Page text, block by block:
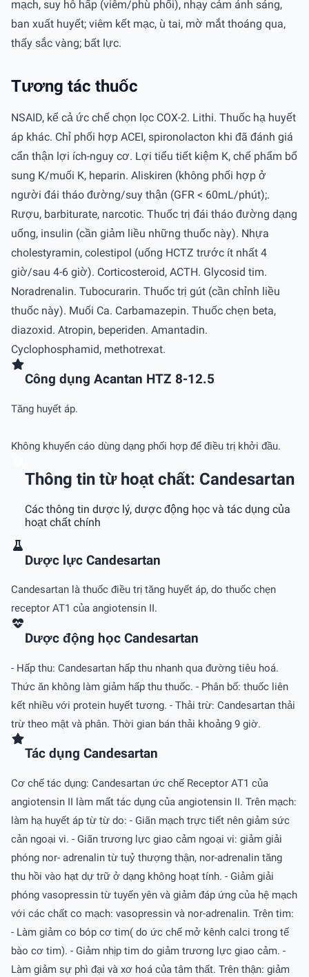
mạch, suy hô hấp (viêm/phù phổi), nhạy cảm ánh sáng,
ban xuất huyết; viêm kết mạc, ù tai, mờ mắt thoáng qua,
thấy sắc vàng; bất lực.
Tương tác thuốc
NSAID, kể cả ức chế chọn lọc COX-2. Lithi. Thuốc hạ huyết
áp khác. Chỉ phối hợp ACEI, spironolacton khi đã đánh giá
cẩn thận lợi ích-nguy cơ. Lợi tiểu tiết kiệm K, chế phẩm bổ
sung K/muối K, heparin. Aliskiren (không phối hợp ở
người đái tháo đường/suy thận (GFR < 60mL/phút);.
Rượu, barbiturate, narcotic. Thuốc trị đái tháo đường dạng
uống, insulin (cần giảm liều những thuốc này). Nhựa
cholestyramin, colestipol (uống HCTZ trước ít nhất 4
giờ/sau 4-6 giờ). Corticosteroid, ACTH. Glycosid tim.
Noradrenalin. Tubocurarin. Thuốc trị gút (cần chỉnh liều
thuốc này). Muối Ca. Carbamazepin. Thuốc chẹn beta,
diazoxid. Atropin, beperiden. Amantadin.
Cyclophosphamid, methotrexat.
Công dụng Acantan HTZ 8-12.5
Tăng huyết áp.
Không khuyến cáo dùng dạng phối hợp để điều trị khởi đầu.
Thông tin từ hoạt chất: Candesartan
Các thông tin dược lý, dược động học và tác dụng của
hoạt chất chính
Dược lực Candesartan
Candesartan là thuốc điều trị tăng huyết áp, do thuốc chẹn
receptor AT1 của angiotensin II.
Dược động học Candesartan
- Hấp thu: Candesartan hấp thu nhanh qua đường tiêu hoá.
Thức ăn không làm giảm hấp thu thuốc. - Phân bố: thuốc liên
kết nhiều với protein huyết tương. - Thải trừ: Candesartan thải
trừ theo mật và phân. Thời gian bán thải khoảng 9 giờ.
Tác dụng Candesartan
Cơ chế tác dụng: Candesartan ức chế Receptor AT1 của
angiotensin II làm mất tác dụng của angiotensin II. Trên mạch:
làm hạ huyết áp từ từ do: - Giãn mạch trực tiết nên giảm sức
cản ngoại vi. - Giãn trương lực giao cảm ngoại vi: giảm giải
phóng nor- adrenalin từ tuỷ thượng thận, nor-adrenalin tăng
thu hồi vào hạt dự trữ ở dạng không hoạt tính. - Giảm giải
phóng vasopressin từ tuyến yên và giảm đáp ứng của hệ mạch
với các chất co mạch: vasopressin và nor-adrenalin. Trên tim:
- Làm giảm co bóp cơ tim( do ức chế mở kênh calci trong tế
bào cơ tim). - Giảm nhịp tim do giảm trương lực giao cảm. -
Làm giảm sự phì đại và xơ hoá của tâm thất. Trên thận: giảm